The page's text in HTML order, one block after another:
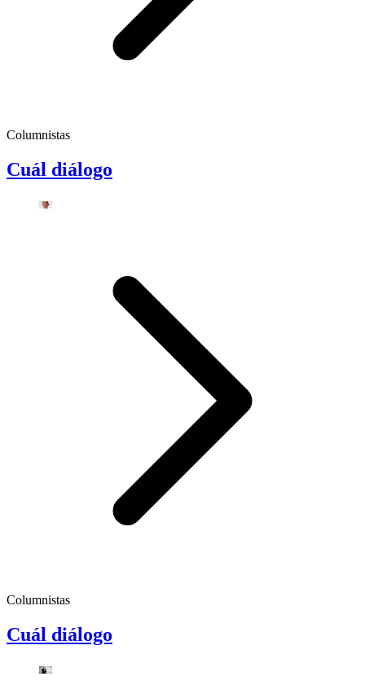
Columnistas
Cuál diálogo
Columnistas
Cuál diálogo